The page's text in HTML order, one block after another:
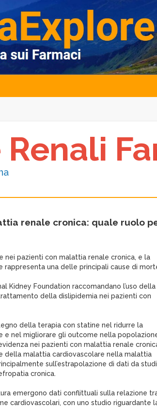
renale cronica: quale ruolo
nei pazienti con malattia renale cronica, e la
rappresenta una delle principali cause di
Kidney Foundation raccomandano l’uso della
della dislipidemia nei pazienti con
della terapia con statine nel ridurre la
e nel migliorare gli outcome nella
nei pazienti con malattia renale
della malattia cardiovascolare nella malattia
sull’estrapolazione di dati da studi
cronica.
emergono dati conflittuali sulla relazione
cardiovascolari, con uno studio riguardante